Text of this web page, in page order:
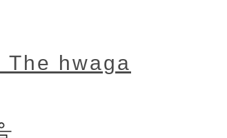
The hwaga